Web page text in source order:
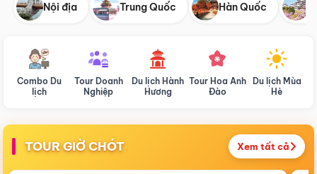
Nội địa Trung Quốc Hàn Quốc
Combo Du
lịch
Tour Doanh
Nghiệp
Du lịch Hành
Hương
Tour Hoa Anh
Đào
Du lịch Mùa
Hè
TOUR GIỜ CHÓT Xem tất cả
Điểm nổi bật